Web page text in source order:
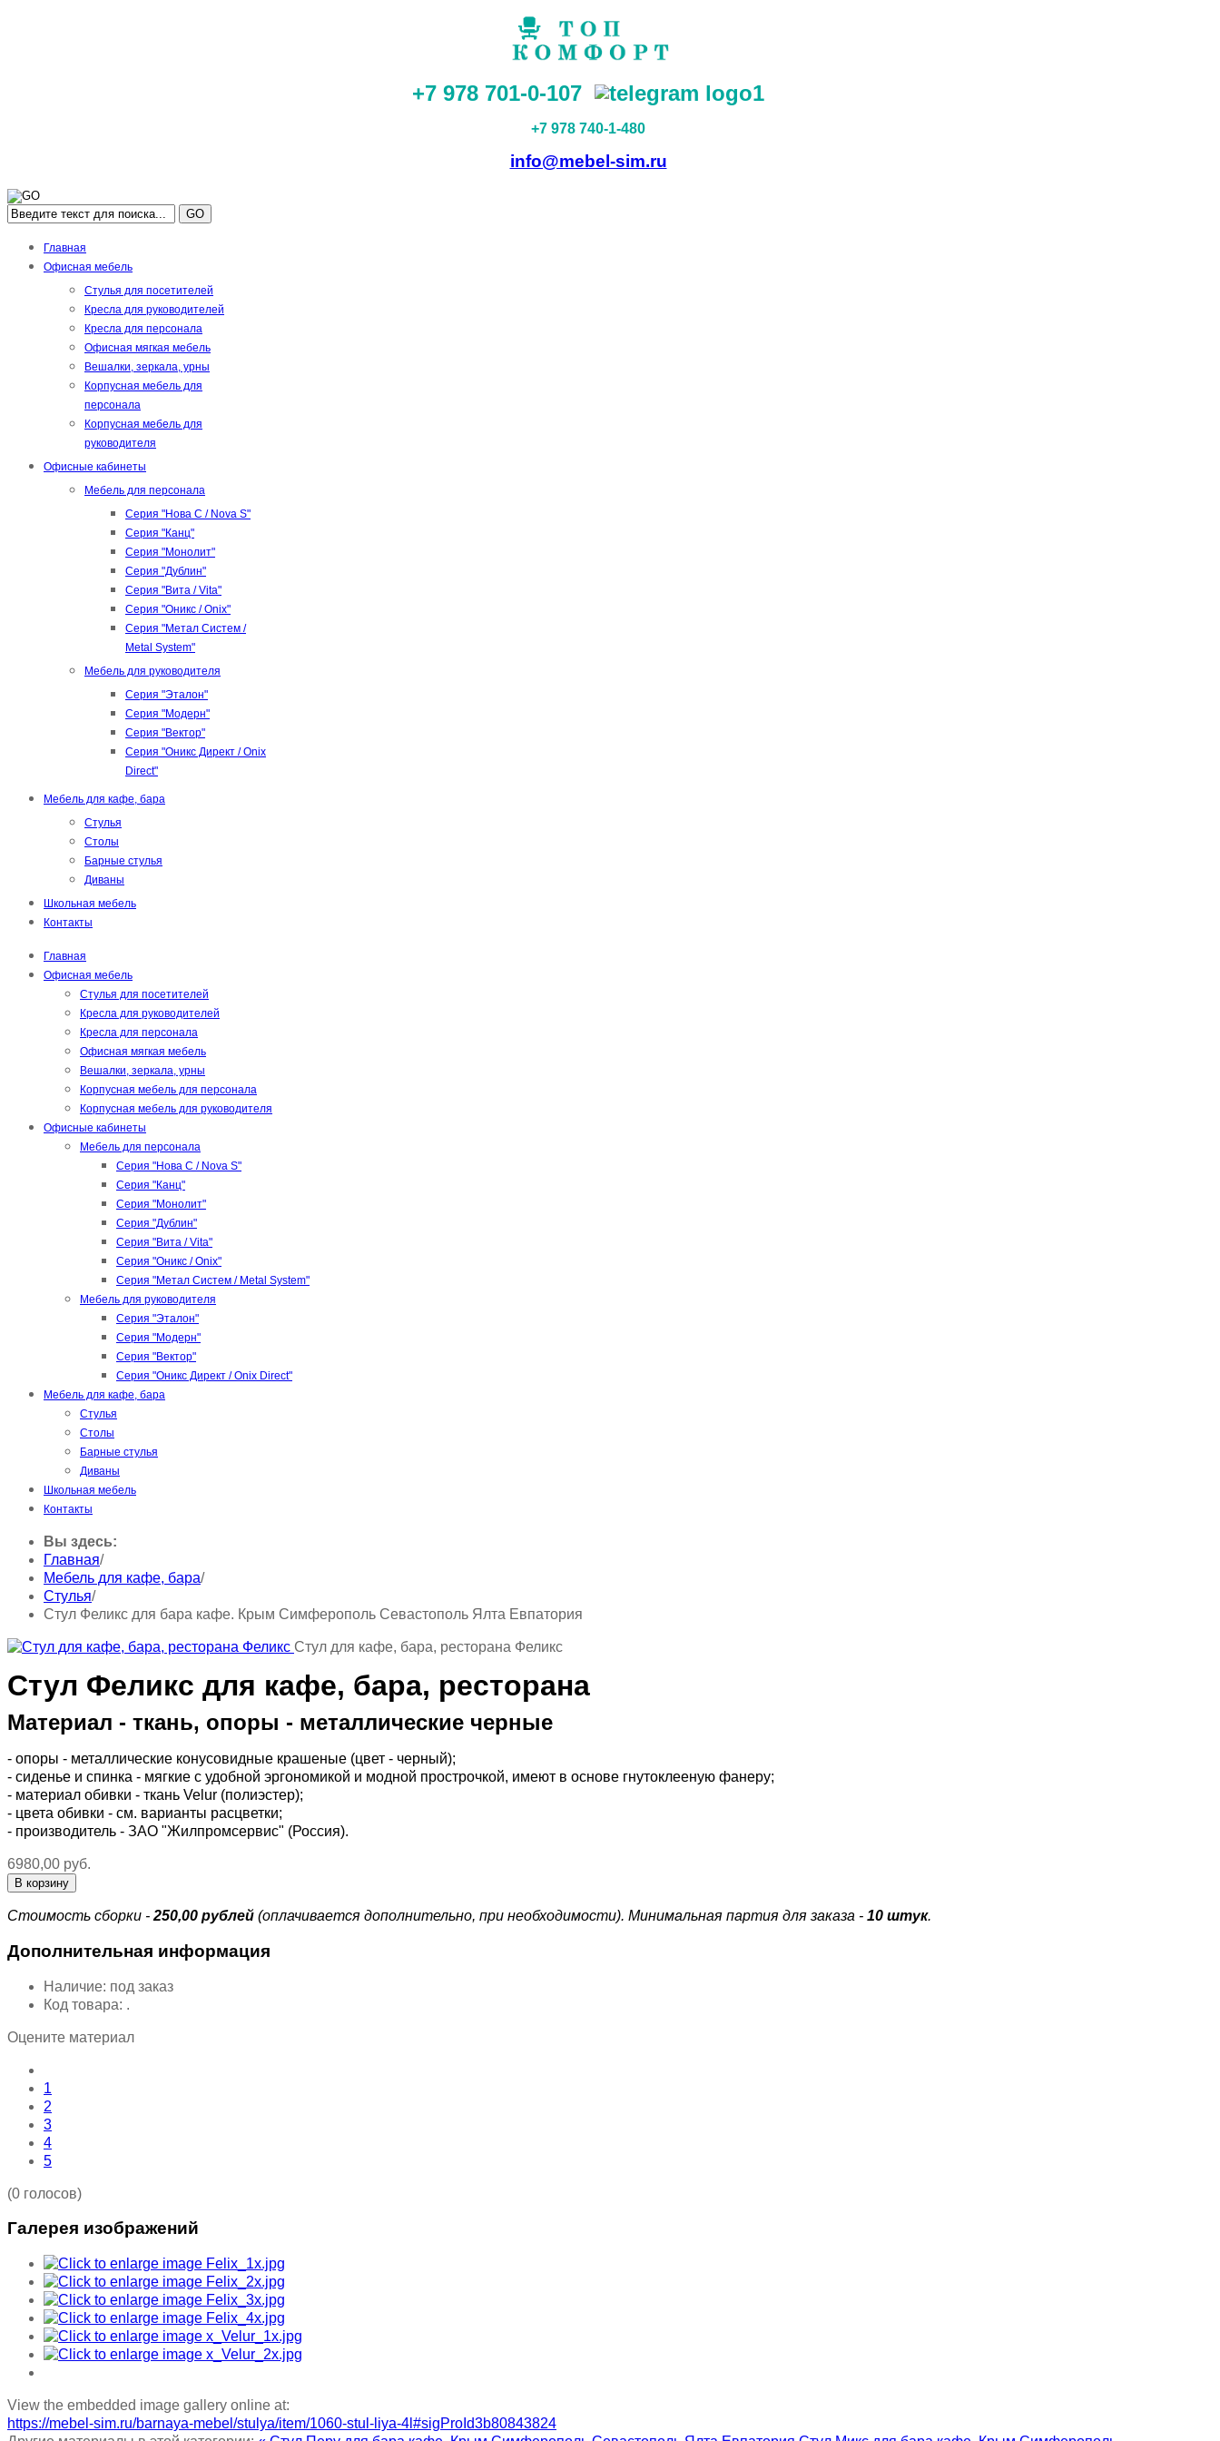
+7 978 701-0-107
+7 978 740-1-480
info@mebel-sim.ru
GO
Главная
Офисная мебель
Стулья для посетителей
Кресла для руководителей
Кресла для персонала
Офисная мягкая мебель
Вешалки, зеркала, урны
Корпусная мебель для
персонала
Корпусная мебель для
руководителя
Офисные кабинеты
Мебель для персонала
Серия "Нова С / Nova S"
Серия "Канц"
Серия "Монолит"
Серия "Дублин"
Серия "Вита / Vita"
Серия "Оникс / Onix"
Серия "Метал Систем /
Metal System"
Мебель для руководителя
Серия "Эталон"
Серия "Модерн"
Серия "Вектор"
Серия "Оникс Директ / Onix
Direct"
Мебель для кафе, бара
Стулья
Столы
Барные стулья
Диваны
Школьная мебель
Контакты
Главная
Офисная мебель
Стулья для посетителей
Кресла для руководителей
Кресла для персонала
Офисная мягкая мебель
Вешалки, зеркала, урны
Корпусная мебель для персонала
Корпусная мебель для руководителя
Офисные кабинеты
Мебель для персонала
Серия "Нова С / Nova S"
Серия "Канц"
Серия "Монолит"
Серия "Дублин"
Серия "Вита / Vita"
Серия "Оникс / Onix"
Серия "Метал Систем / Metal System"
Мебель для руководителя
Серия "Эталон"
Серия "Модерн"
Серия "Вектор"
Серия "Оникс Директ / Onix Direct"
Мебель для кафе, бара
Стулья
Столы
Барные стулья
Диваны
Школьная мебель
Контакты
Вы здесь:
Главная/
Мебель для кафе, бара/
Стулья/
Стул Феликс для бара кафе. Крым Симферополь Севастополь Ялта Евпатория
Стул для кафе, бара, ресторана Феликс
Стул Феликс для кафе, бара, ресторана
Материал - ткань, опоры - металлические черные
- опоры - металлические конусовидные крашеные (цвет - черный);
- сиденье и спинка - мягкие c удобной эргономикой и модной прострочкой, имеют в основе гнутоклееную фанеру;
- материал обивки - ткань Velur (полиэстер);
- цвета обивки - см. варианты расцветки;
- производитель - ЗАО "Жилпромсервис" (Россия).
6980,00 руб.
Стоимость сборки - 250,00 рублей (оплачивается дополнительно, при необходимости). Минимальная партия для заказа - 10 штук.
Дополнительная информация
Наличие: под заказ
Код товара: .
Оцените материал
1
2
3
4
5
(0 голосов)
Галерея изображений
View the embedded image gallery online at:
https://mebel-sim.ru/barnaya-mebel/stulya/item/1060-stul-liya-4l#sigProId3b80843824